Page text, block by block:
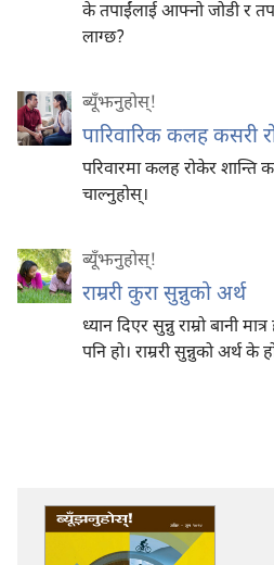
के तपाईंलाई आफ्नो जोडी र
लाग्छ?
ब्यूँझनुहोस्!
पारिवारिक कलह कसरी
परिवारमा कलह रोकेर शान्ति
चाल्नुहोस्‌।
ब्यूँझनुहोस्!
राम्ररी कुरा सुन्नुको अर्थ
ध्यान दिएर सुन्नु राम्रो बानी
पनि हो। राम्ररी सुन्नुको अर्थ के